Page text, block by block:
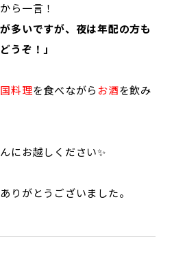
ら一言！
多いですが、夜は年配の方も
うぞ！」
料理を食べながら お酒を飲み
にお越しください✨
りがとうございました。